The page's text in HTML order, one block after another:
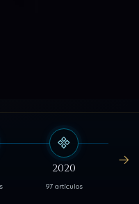
2020
97 artículos